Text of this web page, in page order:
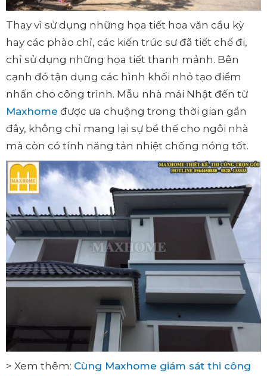
Thay vì sử dụng những họa tiết hoa văn cầu kỳ
hay các phào chỉ, các kiến trúc sư đã tiết chế đi,
chỉ sử dụng những họa tiết thanh mảnh. Bên
cạnh đó tận dụng các hình khối nhỏ tạo điểm
nhấn cho công trình. Mẫu nhà mái Nhật đến từ
Maxhome được ưa chuộng trong thời gian gần
đây, không chỉ mang lại sự bề thế cho ngôi nhà
mà còn có tính năng tản nhiệt chống nóng tốt.
> Xem thêm: Cùng Maxhome giám sát thi công